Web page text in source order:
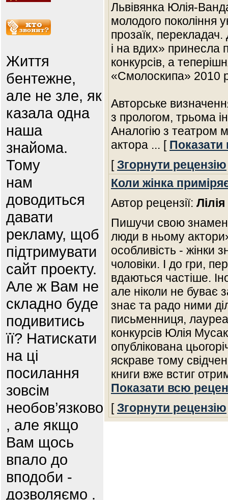
Життя
бентежне,
але не зле, як
казала одна
наша
знайома.
Тому
нам
доводиться
давати
рекламу, щоб
підтримувати
сайт проекту.
Але ж Вам не
складно буде
подивитись
її? Натискати
на ці
посилання
зовсім
необов’язково
, але якщо
Вам щось
впало до
вподоби -
дозволяємо .
Львівянка Юлія-
молодого покоління
прозаїк,
і на вдих» принесла
конкурсів, а
«Смолоскипа» 2010
Авторське
з прологом, трьома
Аналогію з театром
актора ... [ Показати
[Згорнути рецензію
Коли жінка
Автор рецензії:
Пишучи свою
люди в ньому
особливість - жінки
чоловіки. І до гри,
вдаються частіше.
але ніколи не буває
знає та радо ними
письменниця,
конкурсів Юлія
опублікована
яскраве тому
книги вже встиг
Показати всю
[Згорнути рецензію